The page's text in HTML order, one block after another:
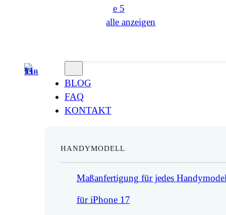
e 5
alle anzeigen
BLOG
FAQ
KONTAKT
HANDYMODELL
Maßanfertigung für jedes
für iPhone 17